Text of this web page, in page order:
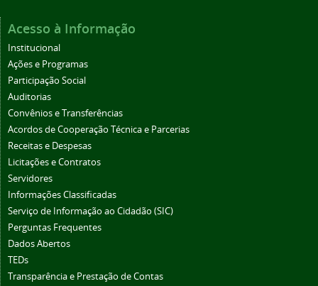
Acesso à Informação
Institucional
Ações e Programas
Participação Social
Auditorias
Convênios e Transferências
Acordos de Cooperação Técnica e Parcerias
Receitas e Despesas
Licitações e Contratos
Servidores
Informações Classificadas
Serviço de Informação ao Cidadão (SIC)
Perguntas Frequentes
Dados Abertos
TEDs
Transparência e Prestação de Contas